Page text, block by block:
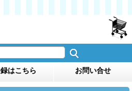
はこちら お問い合せ